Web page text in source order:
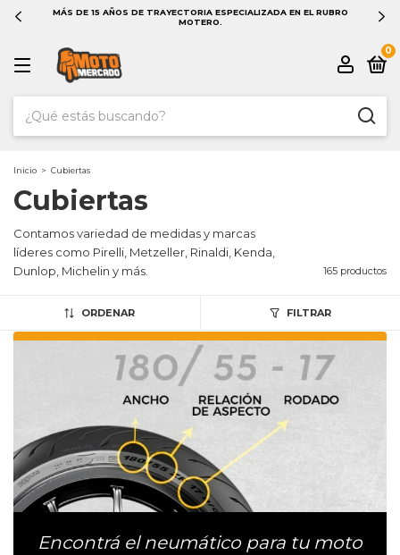
¡LLEGA HOY! COMPRANDO ANTES DE LAS 13 HS EN CABA Y GBA.
0
Inicio > Cubiertas
Cubiertas
Contamos variedad de medidas y marcas
líderes como Pirelli, Metzeller, Rinaldi, Kenda,
Dunlop, Michelin y más.
165 productos
ORDENAR FILTRAR
Encontrá el neumático para tu moto